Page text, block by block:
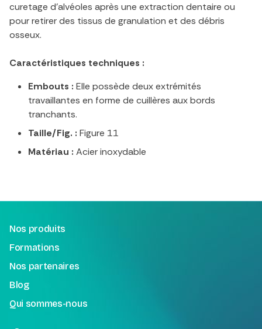
curetage d'alvéoles après une extraction dentaire ou
pour retirer des tissus de granulation et des débris
osseux.
Caractéristiques techniques :
Embouts : Elle possède deux extrémités
travaillantes en forme de cuillères aux bords
tranchants.
Taille/Fig. : Figure 11
Matériau : Acier inoxydable
Nos produits
Formations
Nos partenaires
Blog
Qui sommes-nous